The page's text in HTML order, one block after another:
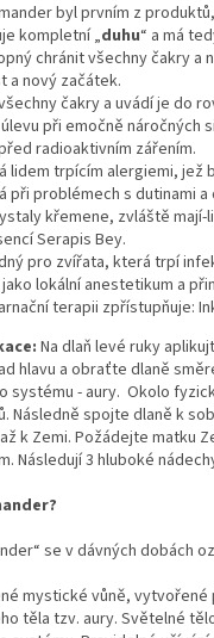
byl prvním z
kompletní „duhu“ a má
chránit všechny čakry a
a nový začátek.
čakry a uvádí je do
při emočně náročných
radioaktivním zářením.
lidem trpícím alergiemi, jež
při problémech s dutinami
křemene, zvláště
Serapis Bey.
pro zvířata, která trpí
lokální anestetikum a
terapii zpřístupňuje:
Na dlaň levé ruky
hlavu a obraťte dlaně
systému - aury. Okolo
Následně spojte dlaně k
k Zemi. Požádejte matku
Následují 3 hluboké
se v dávných dobách
mystické vůně,
těla tzv. aury. Světelné